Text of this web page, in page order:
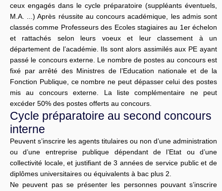
ceux engagés dans le cycle préparatoire (suppléants éventuels,
M.A. ...) Après réussite au concours académique, les admis sont
classés comme Professeurs des Ecoles stagiaires au 1er échelon
et rattachés selon leurs voeux et leur classement à un
département de l’académie. Ils sont alors assimilés aux PE ayant
passé le concours externe. Le nombre de postes au concours est
fixé par arrêté des Ministres de l’Education nationale et de la
Fonction Publique, ce nombre ne peut dépasser celui des postes
mis au concours externe. La liste complémentaire ne peut
excéder 50% des postes offerts au concours.
Cycle préparatoire au second concours
interne
Peuvent s’inscrire les agents titulaires ou non d’une administration
ou d’une entreprise publique dépendant de l’Etat ou d’une
collectivité locale, et justifiant de 3 années de service public et de
diplômes universitaires ou équivalents à bac plus 2.
Ne peuvent pas se présenter les personnes pouvant s’inscrire